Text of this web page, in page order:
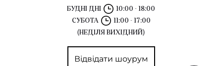
БУДНІ ДНІ
10:00 - 18:00
СУБОТА
11:00 - 17:00
(НЕДІЛЯ ВИХІДНИЙ)
Відвідати шоурум